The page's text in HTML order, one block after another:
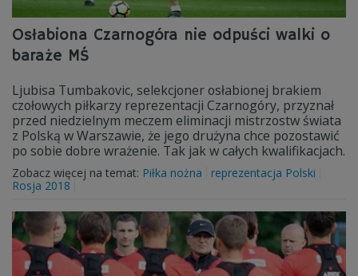
Osłabiona Czarnogóra nie odpuści walki o
baraże MŚ
Ljubisa Tumbakovic, selekcjoner osłabionej brakiem
czołowych piłkarzy reprezentacji Czarnogóry, przyznał
przed niedzielnym meczem eliminacji mistrzostw świata
z Polską w Warszawie, że jego drużyna chce pozostawić
po sobie dobre wrażenie. Tak jak w całych kwalifikacjach.
Zobacz więcej na temat: Piłka nożna
reprezentacja Polski
Rosja 2018